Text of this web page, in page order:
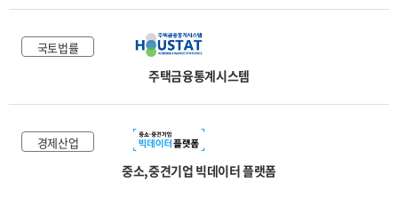
국토법률
주택금융통계시스템
경제산업
중소,중견기업 빅데이터 플랫폼